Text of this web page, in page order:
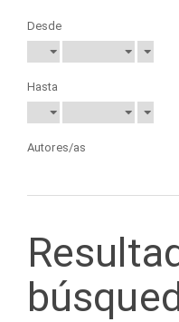
Desde
Hasta
Autores/as